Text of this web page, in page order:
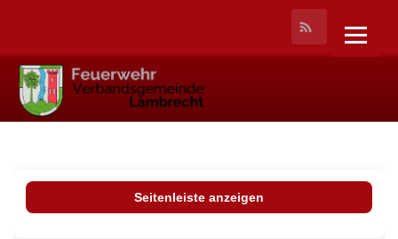
Seitenleiste anzeigen